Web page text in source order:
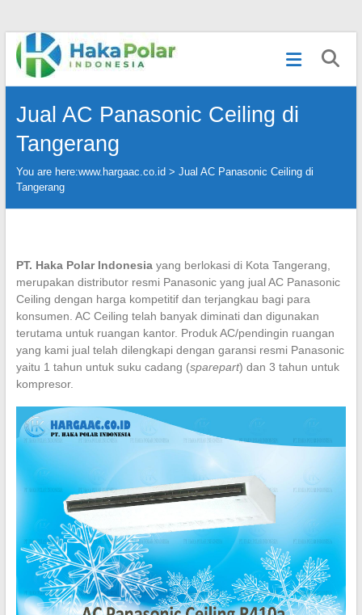
Skip
content
Telp
:
(021)
|
WA
081919232328
|
Jual AC Panasonic Ceiling di
Tangerang
You are here:www.hargaac.co.id > Jual AC Panasonic Ceiling di
Tangerang
PT. Haka Polar Indonesiayang berlokasi di Kota Tangerang,
merupakan distributor resmi Panasonic yang jual AC Panasonic
Ceiling dengan harga kompetitif dan terjangkau bagi para
konsumen. AC Ceiling telah banyak diminati dan digunakan
terutama untuk ruangan kantor. Produk AC/pendingin ruangan
yang kami jual telah dilengkapi dengan garansi resmi Panasonic
yaitu 1 tahun untuk suku cadang (sparepart) dan 3 tahun untuk
kompresor.